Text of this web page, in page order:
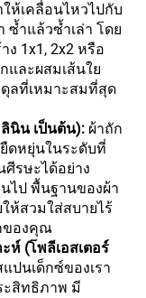
ห้เคลื่อนไหวไปกับ
ซ้ำแล้วซ้ำเล่า โดย
1x1, 2x2 หรือ
และผสมเส้นใย
ลที่เหมาะสมที่สุด
นิน เป็นต้น): ผ้าถัก
ดหยุ่นในระดับที่
รษะได้อย่าง
ไป พื้นฐานของผ้า
ห้สวมใส่สบายไร้
ของคุณ
ห์ (โพลีเอสเตอร์
ปนเด็กซ์ของเรา
ะสิทธิภาพ มี